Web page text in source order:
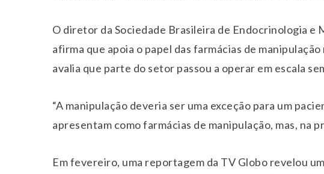
O diretor da Sociedade Brasileira de Endocrinologia e
afirma que apoia o papel das farmácias de
avalia que parte do setor passou a operar em escala
“A manipulação deveria ser uma exceção para um
apresentam como farmácias de manipulação, mas, na
Em fevereiro, uma reportagem da TV Globo revelou